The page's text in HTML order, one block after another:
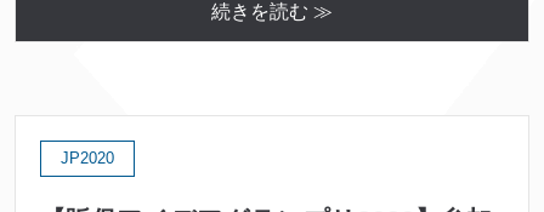
続きを読む ≫
JP2020